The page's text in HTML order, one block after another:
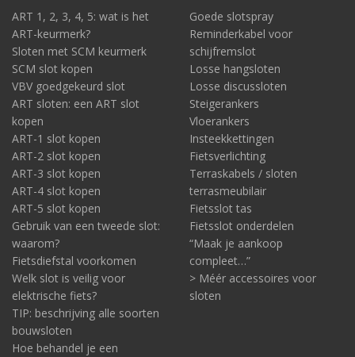
ART 1, 2, 3, 4, 5: wat is het
ART-keurmerk?
Sloten met SCM keurmerk
SCM slot kopen
VBV goedgekeurd slot
ART sloten: een ART slot
kopen
ART-1 slot kopen
ART-2 slot kopen
ART-3 slot kopen
ART-4 slot kopen
ART-5 slot kopen
Gebruik van een tweede slot:
waarom?
Fietsdiefstal voorkomen
Welk slot is veilig voor
elektrische fiets?
TIP: beschrijving alle soorten
bouwsloten
Hoe behandel je een
Goede slotspray
Reminderkabel voor
schijfremslot
Losse hangsloten
Losse discussloten
Steigerankers
Vloerankers
Insteekkettingen
Fietsverlichting
Terraskabels / sloten
terrasmeubilair
Fietsslot tas
Fietsslot onderdelen
“Maak je aankoop
compleet…”
> Méér accessoires voor
sloten